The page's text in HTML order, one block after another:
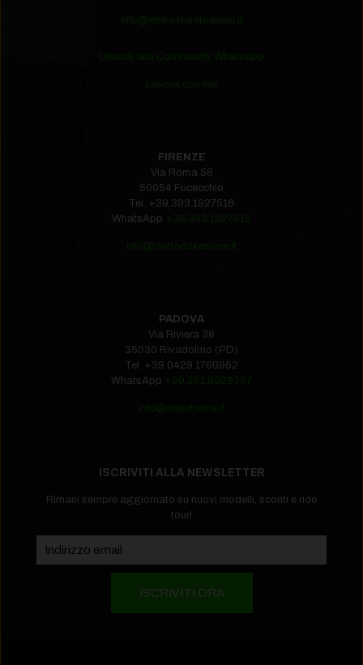
info@ebikestorebrescia.it
Unisciti alla Community Whatsapp
Lavora con noi
FIRENZE
Via Roma 58
50054 Fucecchio
Tel. +39.393.1927516‬
WhatsApp +39.393.1927516
info@dottorbikestore.it
PADOVA
Via Riviera 38
35030 Rivadolmo (PD)
Tel. +39.0429.1760952‬
WhatsApp +39.351.8928387
info@ridextreme.it
ISCRIVITI ALLA NEWSLETTER
Rimani sempre aggiornato su nuovi modelli, sconti e ride
tour!